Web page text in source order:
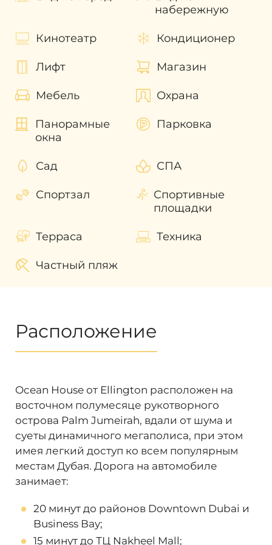
средней рентабельности
инвестиций в Ellington Ocean House
составляет от 9%
. С течением времени этот
показатель будет только расти. Для
получения быстрого инвестиционного
дохода можно выгодно перепродать
недвижимость не дожидаясь завершения
строительства. А также выгодно
перепродать проект еще на стадии
строительства и получить быстрый
инвестиционный доход.
всех волнующих вас вопросах и помогут с
приобретением недвижимости в Дубае!
набережную
Кинотеатр Кондиционер
Лифт Магазин
Мебель Охрана
Панорамные
окна
Парковка
Сад СПА
Спортзал
Спортивные
площадки
Терраса Техника
Частный пляж
Расположение
Ocean House от Ellington расположен на
восточном полумесяце рукотворного
острова Palm Jumeirah, вдали от шума и
суеты динамичного мегаполиса, при этом
имея легкий доступ ко всем популярным
местам Дубая. Дорога на автомобиле
занимает:
20 минут до районов Downtown Dubai и
Business Bay;
15 минут до ТЦ Nakheel Mall;